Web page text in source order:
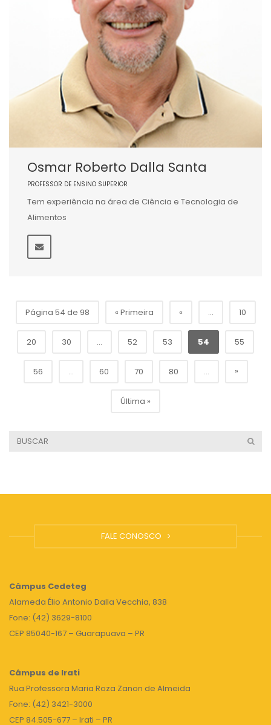
Osmar Roberto Dalla Santa
PROFESSOR DE ENSINO SUPERIOR
Tem experiência na área de Ciência e Tecnologia de
Alimentos
Página 54 de 98 « Primeira « ... 10
20 30 ... 52 53 54 55
56 ... 60 70 80 ... »
Última »
FALE CONOSCO
Câmpus Cedeteg
Alameda Élio Antonio Dalla Vecchia, 838
Fone: (42) 3629-8100
CEP 85040-167 – Guarapuava – PR
Câmpus de Irati
Rua Professora Maria Roza Zanon de Almeida
Fone: (42) 3421-3000
CEP 84.505-677 – Irati – PR